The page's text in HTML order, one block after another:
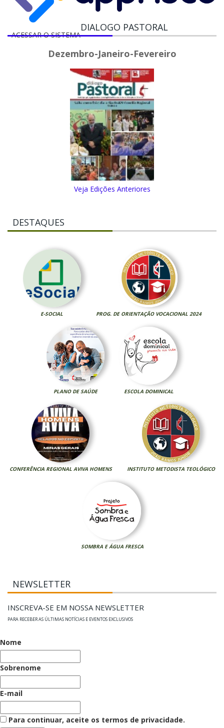
ACESSAR O SISTEMA
DIALOGO PASTORAL
Dezembro-Janeiro-Fevereiro
Veja Edições Anteriores
DESTAQUES
E-SOCIAL PROG. DE ORIENTAÇÃO VOCACIONAL 2024
PLANO DE SAÚDE ESCOLA DOMINICAL
CONFERÊNCIA REGIONAL AVIVA HOMENS INSTITUTO METODISTA TEOLÓGICO
SOMBRA E ÁGUA FRESCA
NEWSLETTER
INSCREVA-SE EM NOSSA NEWSLETTER
PARA RECEBER AS ÚLTIMAS NOTÍCIAS E EVENTOS EXCLUSIVOS
Nome
Sobrenome
E-mail
Para continuar, aceite os termos de privacidade.